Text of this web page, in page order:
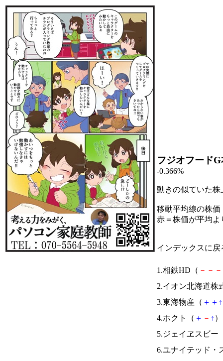
フジオフード
-0.366%
動きの似ていた
移動平均線の株価
赤＝株価が平均
インデックスに戻
1.相鉄HD（ － － －
2.イオン北海道株
3.東海物産（ ＋ ＋ ↑
4.ホクト（ ＋ － ↑
5.ジェイヱスビー
6.ユナイテッド・